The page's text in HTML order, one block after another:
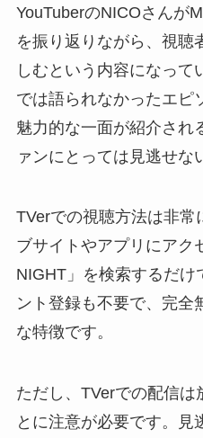
YouTuberのNICOさんが
を振り返りながら、視聴
しむという内容になって
では語られなかったエピ
魅力的な一面が紹介され
ァンにとっては見逃せな
TVerでの視聴方法は非常
ブサイトやアプリにアク
NIGHT」を検索するだけ
ント登録も不要で、完全
な特徴です。
ただし、TVerでの配信は
とに注意が必要です。見